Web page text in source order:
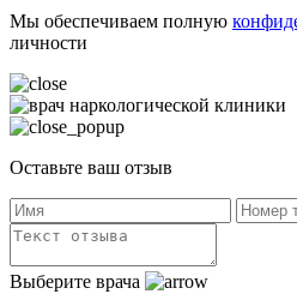
Мы обеспечиваем полную
личности
Оставьте ваш отзыв
Выберите врача